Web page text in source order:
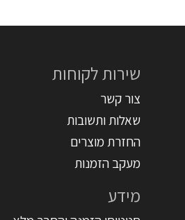
שירות לקוחות
צור קשר
שאלות ותשובות
החזרת מוצרים
מעקב הזמנות
מידע